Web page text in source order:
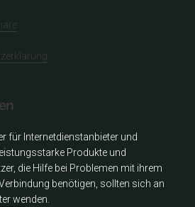
für Internetdienstanbieter und
Produkte und
die Hilfe bei Problemen mit ihrem
benötigen, sollten sich an
wenden.